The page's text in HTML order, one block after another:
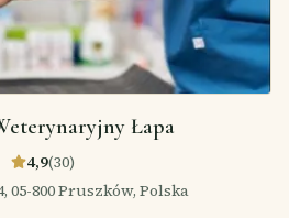
Łapa
4,9(30)
05-800 Pruszków, Polska